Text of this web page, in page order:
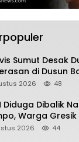
Sumut Desak
di Dusun
Malintang
2026 48
Diduga Dibalik
Warga
dan Somasi
2026 44